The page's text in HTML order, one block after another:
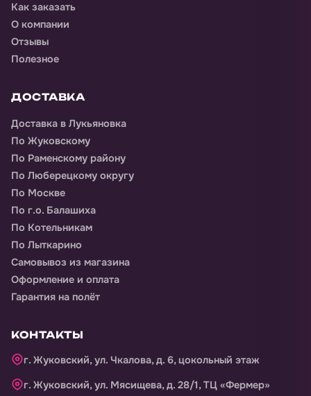
Как заказать
О компании
Отзывы
Полезное
ДОСТАВКА
Доставка в Лукьяновка
По Жуковскому
По Раменскому району
По Люберецкому округу
По Москве
По г.о. Балашиха
По Котельникам
По Лыткарино
Самовывоз из магазина
Оформление и оплата
Гарантия на полёт
КОНТАКТЫ
г. Жуковский, ул. Чкалова, д. 6, цокольный этаж
г. Жуковский, ул. Мясищева, д. 28/1, ТЦ «Фермер»